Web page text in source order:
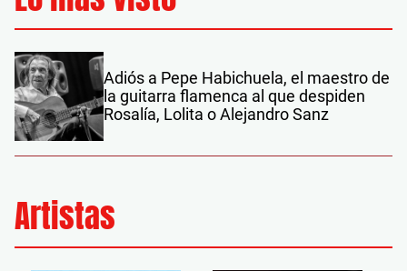
Adiós a Pepe Habichuela, el maestro de
la guitarra flamenca al que despiden
Rosalía, Lolita o Alejandro Sanz
Artistas